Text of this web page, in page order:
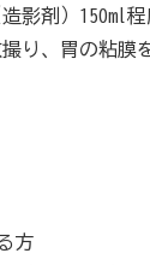
影剤）150ml
り、胃の粘膜
方